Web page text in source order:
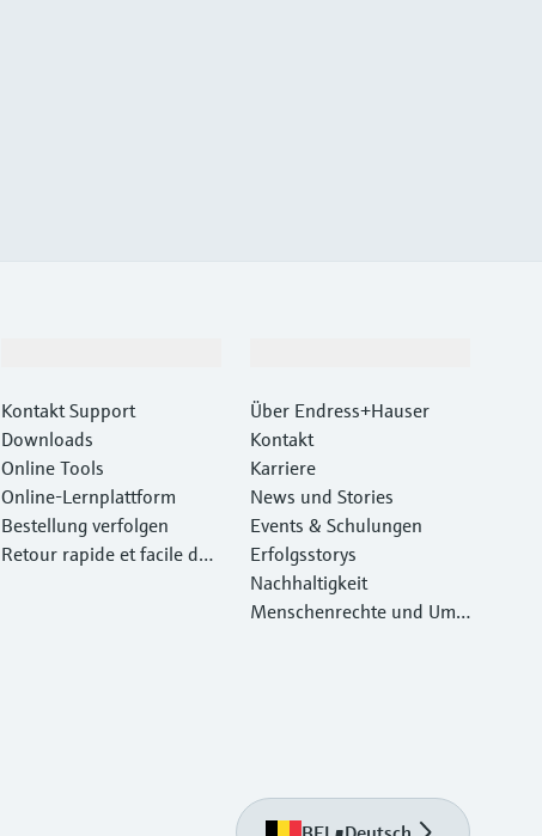
Kontakt Support
Downloads
Online Tools
Online-Lernplattform
Bestellung verfolgen
Retour rapide et facile des
Über Endress+Hauser
Kontakt
Karriere
News und Stories
Events & Schulungen
Erfolgsstorys
Nachhaltigkeit
Menschenrechte und Umw